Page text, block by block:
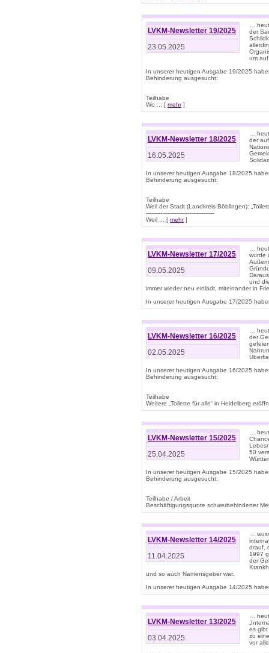
LVKM-Newsletter 19/2025
23.05.2025
…
der
um
In unserer heutigen Ausgabe 19/2025
Behinderung ausgesucht:
Teilhabe
Wo ... [ mehr]
LVKM-Newsletter 18/2025
16.05.2025
…
der
In unserer heutigen Ausgabe 18/2025
Behinderung ausgesucht:
Teilhabe
Weil der Stadt (Landkreis Böblingen):
--------------------------------------
Weil ... [ mehr]
LVKM-Newsletter 17/2025
09.05.2025
…
wurde
und
immer wieder neu einlädt, miteinander in
In unserer heutigen Ausgabe 17/2025
LVKM-Newsletter 16/2025
02.05.2025
…
der
In unserer heutigen Ausgabe 16/2025
Behinderung ausgesucht:
Teilhabe
Weitere „Toilette für alle“ in Heidelberg
LVKM-Newsletter 15/2025
25.04.2025
…
50
In unserer heutigen Ausgabe 15/2025
Behinderung ausgesucht:
Teilhabe / Arbeit
Beschäftigungsquote schwerbehinderter
LVKM-Newsletter 14/2025
11.04.2025
…
drauf,
1997
der
und so auch Namensgeber war.
In unserer heutigen Ausgabe 14/2025
LVKM-Newsletter 13/2025
03.04.2025
…
es gibt
zu
vor